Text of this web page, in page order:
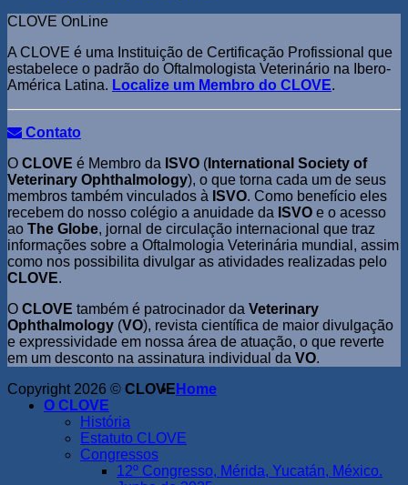
CLOVE OnLine
A CLOVE é uma Instituição de Certificação Profissional que
estabelece o padrão do Oftalmologista Veterinário na Ibero-
América Latina. Localize um Membro do CLOVE.
Contato
O CLOVE é Membro da ISVO ( International Society of
Veterinary Ophthalmology), o que torna cada um de seus
membros também vinculados à ISVO. Como benefício eles
recebem do nosso colégio a anuidade da ISVO e o acesso
ao The Globe, jornal de circulação internacional que traz
informações sobre a Oftalmologia Veterinária mundial, assim
como nos possibilita divulgar as atividades realizadas pelo
CLOVE.
O CLOVE também é patrocinador da Veterinary
Ophthalmology (VO), revista científica de maior divulgação
e expressividade em nossa área de atuação, o que reverte
em um desconto na assinatura individual da VO.
Copyright 2026 © CLOVE Home
O CLOVE
História
Estatuto CLOVE
Congressos
12º Congresso, Mérida, Yucatán, México.